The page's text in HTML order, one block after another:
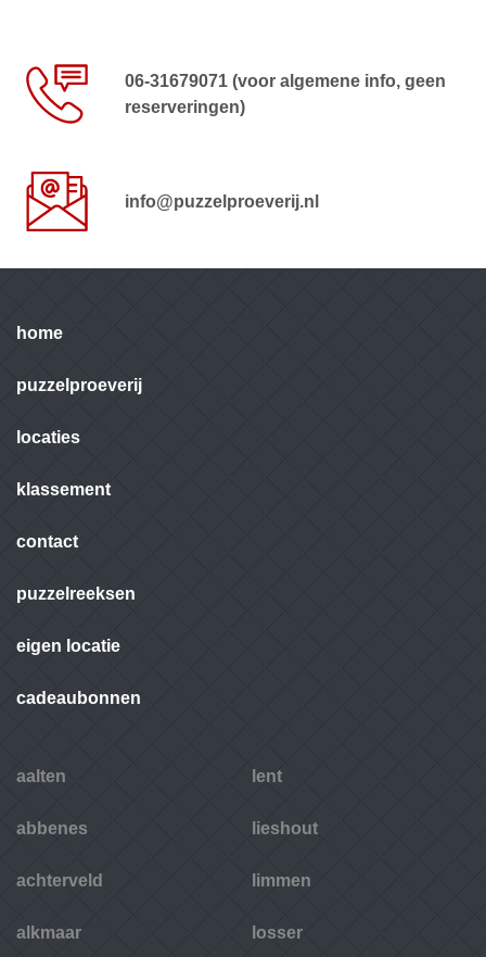
06-31679071 (voor algemene info, geen
reserveringen)
info@puzzelproeverij.nl
home
puzzelproeverij
locaties
klassement
contact
puzzelreeksen
eigen locatie
cadeaubonnen
aalten
abbenes
achterveld
alkmaar
lent
lieshout
limmen
losser